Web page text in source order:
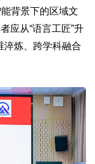
背景下的区域文
应从“语言工匠”升
淬炼、跨学科融合